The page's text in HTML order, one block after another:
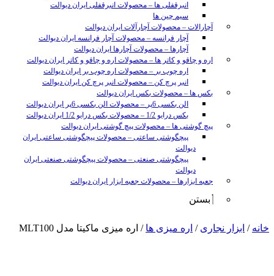
انبرقفلی ها – محصولات انبرقفلی ایران دیوالت
سیم چین ها
آچارالات – محصولات آچارآلات ایران دیوالت
آچار فرانسه – محصولات آچار فرانسه ایران دیوالت
آچارها – محصولات آچارها ایران دیوالت
اره و چاقو و کاتر ها – محصولات اره و چاقو و کاتر ایران دیوالت
اره چوب بر – محصولات اره چوب بر ایران دیوالت
انبر پرچ کن – محصولات انبر پرچ کن ایران دیوالت
بکس ها – محصولات بکس ایران دیوالت
الن بکسی 6پر
– محصولات الن بکسی 6پر ایران دیوالت
بکس درایو 1/2
– محصولات بکس درایو 1/2 ایران دیوالت
پیچ گوشتی ها – محصولات پیچ گوشتی ایران دیوالت
پیچگوشتی ساعتی – محصولات پیچگوشتی ساعتی ایران
دیوالت
پیچگوشتی صنعتی – محصولات پیچگوشتی صنعتی ایران
دیوالت
جعبه ابزارها – محصولات جعبه ابزار ایران دیوالت
بستن
sunny
خانه / ابزار نجاری / اره میزی ها / اره میزی ماکیتا مدل MLT100